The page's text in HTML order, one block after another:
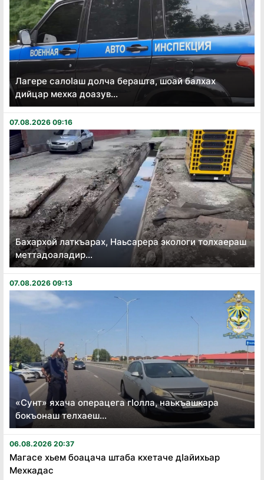
Лагере салоӏаш долча берашта, шоай балхах
дийцар мехка доазув...
07.08.2026 09:16
Бахархой латкъарах, Наьсарера экологи толхаераш
меттадоаладир...
07.08.2026 09:13
«Сунт» яхача операцега гӏолла, наькъашкара
бокъонаш телхаеш...
06.08.2026 20:37
Магасе хьем боацача штаба кхетаче дӏайихьар
Мехкадас